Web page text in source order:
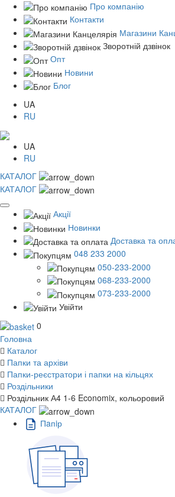
Про компанію
Контакти
Магазини
Зворотній дзвінок
Опт
Новини
Блог
UA
RU
UA
RU
КАТАЛОГ
КАТАЛОГ
Акції
Новинки
Доставка та
048 233 2000
050-233-2000
068-233-2000
073-233-2000
Увійти
0
Головна
Каталог
Папки та архіви
Папки-реєстратори і папки на кільцях
Роздільники
Роздільник А4 1-6 Economix, кольоровий
КАТАЛОГ
Пaпiр